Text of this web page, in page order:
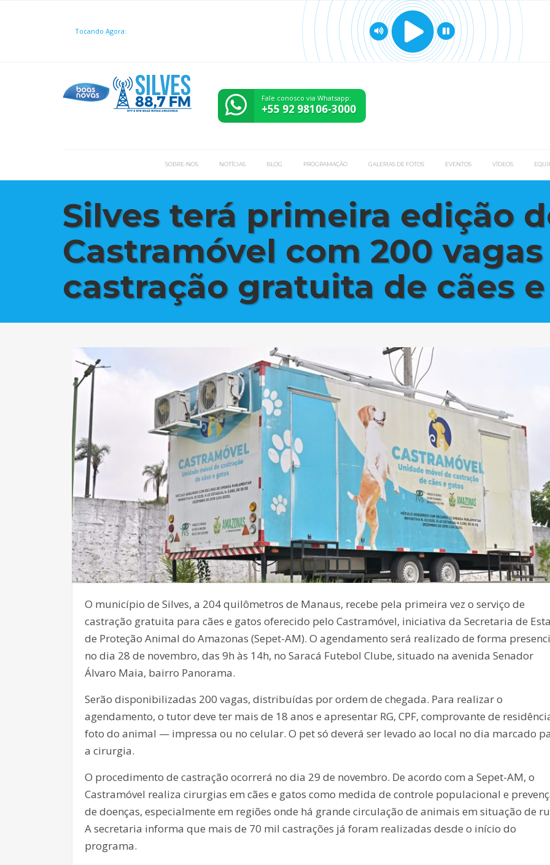
Tocando Agora:
Fale conosco via Whatsapp:
+55 92 98106-3000
SOBRE-NOS NOTÍCIAS BLOG PROGRAMAÇÃO GALERIAS DE FOTOS EVENTOS VÍDEOS
Silves terá primeira edição
Castramóvel com 200
castração gratuita de cães
O município de Silves, a 204 quilômetros de Manaus, recebe pela primeira vez o serviço de
castração gratuita para cães e gatos oferecido pelo Castramóvel, iniciativa da Secretaria de
de Proteção Animal do Amazonas (Sepet-AM). O agendamento será realizado de forma
no dia 28 de novembro, das 9h às 14h, no Saracá Futebol Clube, situado na avenida Senador
Álvaro Maia, bairro Panorama.
Serão disponibilizadas 200 vagas, distribuídas por ordem de chegada. Para realizar o
agendamento, o tutor deve ter mais de 18 anos e apresentar RG, CPF, comprovante de
foto do animal — impressa ou no celular. O pet só deverá ser levado ao local no dia marcado
a cirurgia.
O procedimento de castração ocorrerá no dia 29 de novembro. De acordo com a Sepet-AM, o
Castramóvel realiza cirurgias em cães e gatos como medida de controle populacional e
de doenças, especialmente em regiões onde há grande circulação de animais em situação de
A secretaria informa que mais de 70 mil castrações já foram realizadas desde o início do
programa.